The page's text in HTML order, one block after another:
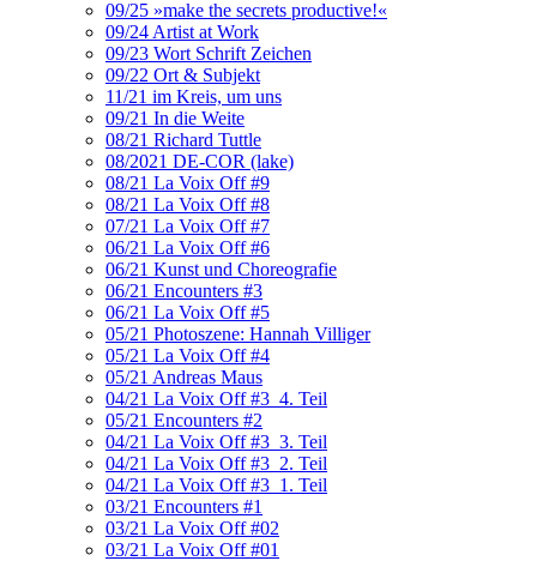
09/25 »make the secrets productive!«
09/24 Artist at Work
09/23 Wort Schrift Zeichen
09/22 Ort & Subjekt
11/21 im Kreis, um uns
09/21 In die Weite
08/21 Richard Tuttle
08/2021 DE-COR (lake)
08/21 La Voix Off #9
08/21 La Voix Off #8
07/21 La Voix Off #7
06/21 La Voix Off #6
06/21 Kunst und Choreografie
06/21 Encounters #3
06/21 La Voix Off #5
05/21 Photoszene: Hannah Villiger
05/21 La Voix Off #4
05/21 Andreas Maus
04/21 La Voix Off #3_4. Teil
05/21 Encounters #2
04/21 La Voix Off #3_3. Teil
04/21 La Voix Off #3_2. Teil
04/21 La Voix Off #3_1. Teil
03/21 Encounters #1
03/21 La Voix Off #02
03/21 La Voix Off #01